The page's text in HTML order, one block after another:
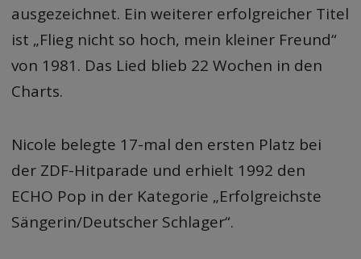
ausgezeichnet. Ein weiterer erfolgreicher Titel
ist „Flieg nicht so hoch, mein kleiner Freund“
von 1981. Das Lied blieb 22 Wochen in den
Charts.
Nicole belegte 17-mal den ersten Platz bei
der ZDF-Hitparade und erhielt 1992 den
ECHO Pop in der Kategorie „Erfolgreichste
Sängerin/Deutscher Schlager“.